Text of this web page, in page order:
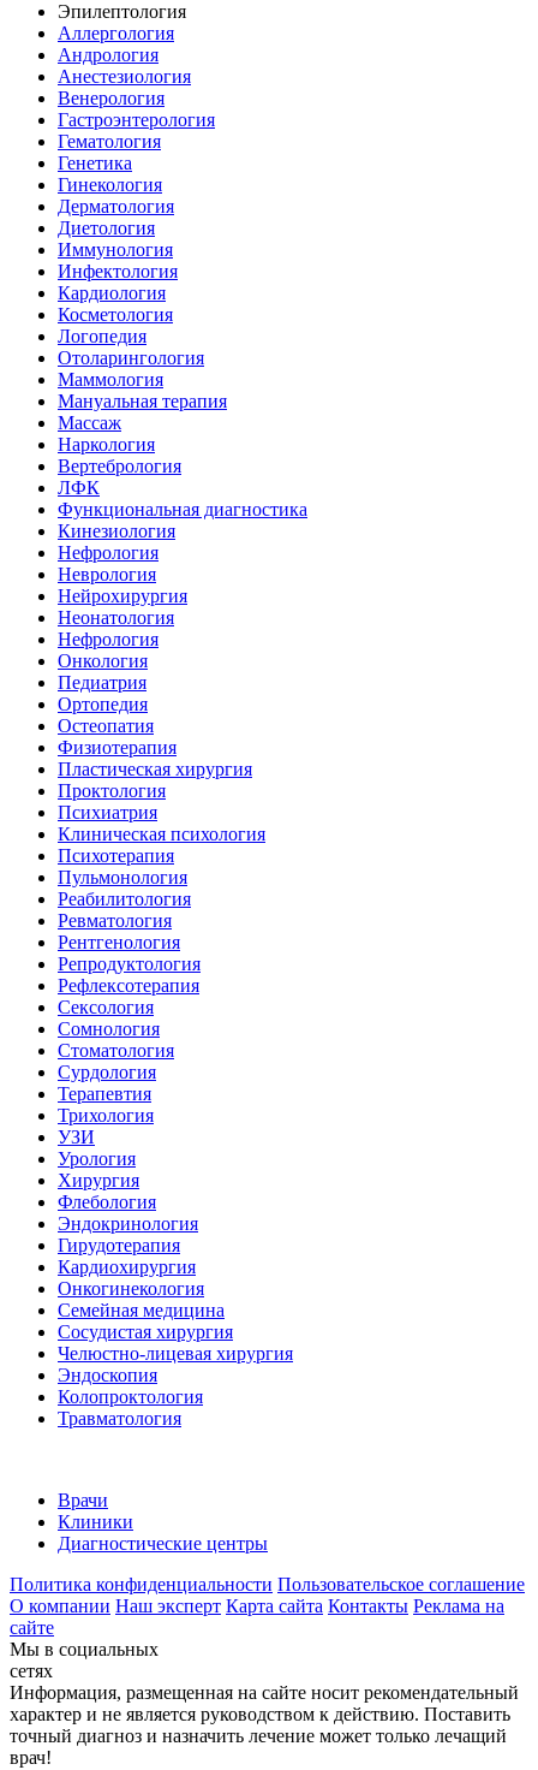
Эпилептология
Аллергология
Андрология
Анестезиология
Венерология
Гастроэнтерология
Гематология
Генетика
Гинекология
Дерматология
Диетология
Иммунология
Инфектология
Кардиология
Косметология
Логопедия
Отоларингология
Маммология
Мануальная терапия
Массаж
Наркология
Вертебрология
ЛФК
Функциональная диагностика
Кинезиология
Нефрология
Неврология
Нейрохирургия
Неонатология
Нефрология
Онкология
Педиатрия
Ортопедия
Остеопатия
Физиотерапия
Пластическая хирургия
Проктология
Психиатрия
Клиническая психология
Психотерапия
Пульмонология
Реабилитология
Ревматология
Рентгенология
Репродуктология
Рефлексотерапия
Сексология
Сомнология
Стоматология
Сурдология
Терапевтия
Трихология
УЗИ
Урология
Хирургия
Флебология
Эндокринология
Гирудотерапия
Кардиохирургия
Онкогинекология
Семейная медицина
Сосудистая хирургия
Челюстно-лицевая хирургия
Эндоскопия
Колопроктология
Травматология
Врачи
Клиники
Диагностические центры
Политика конфиденциальности Пользовательское соглашение
О компании Наш эксперт Карта сайта Контакты Реклама на
сайте
Мы в социальных
сетях
Информация, размещенная на сайте носит рекомендательный
характер и не является руководством к действию. Поставить
точный диагноз и назначить лечение может только лечащий
врач!